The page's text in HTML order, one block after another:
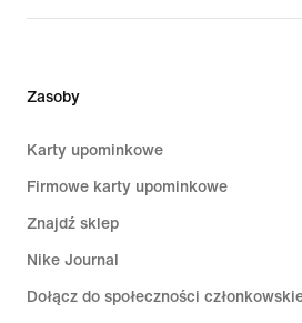
Zasoby
Karty upominkowe
Firmowe karty upominkowe
Znajdź sklep
Nike Journal
Dołącz do społeczności